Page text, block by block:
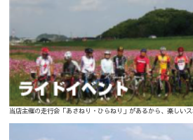
当店主催の走行会「あさねり・ひらねり」があるから、楽しい